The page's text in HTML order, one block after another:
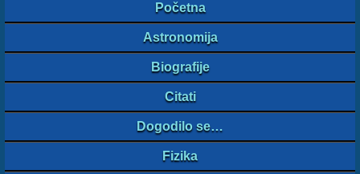
Početna
Astronomija
Biografije
Citati
Dogodilo se…
Fizika